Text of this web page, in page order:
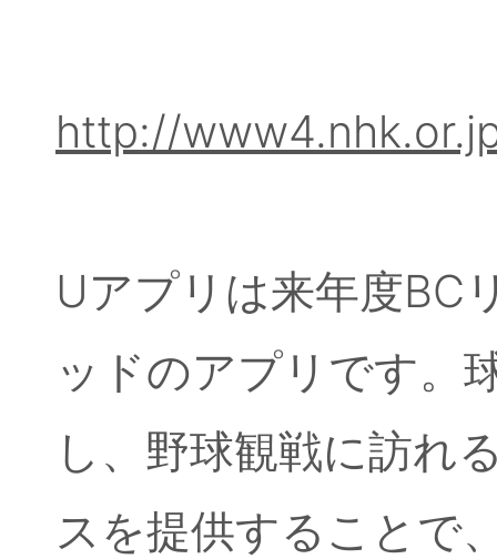
http://
Uアプリは来年度BC
ッドのアプリです。
し、野球観戦に訪れ
スを提供することで